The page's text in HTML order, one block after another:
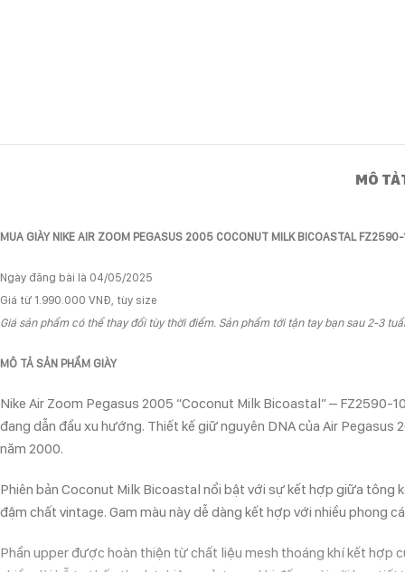
MÔ TẢ
MUA GIÀY NIKE AIR ZOOM PEGASUS 2005 COCONUT MILK BICOASTAL
Ngày đăng bài là 04/05/2025
Giá từ 1.990.000 VNĐ, tùy size
Giá sản phẩm có thể thay đổi tùy thời điểm. Sản phẩm tới tận tay bạn sau 2-3
MÔ TẢ SẢN PHẨM GIÀY
Nike Air Zoom Pegasus 2005 “Coconut Milk Bicoastal” – FZ2590-
đang dẫn đầu xu hướng. Thiết kế giữ nguyên DNA của Air
năm 2000.
Phiên bản Coconut Milk Bicoastal nổi bật với sự kết hợp giữa tông
đậm chất vintage. Gam màu này dễ dàng kết hợp với nhiều phong
Phần upper được hoàn thiện từ chất liệu mesh thoáng khí kết hợp